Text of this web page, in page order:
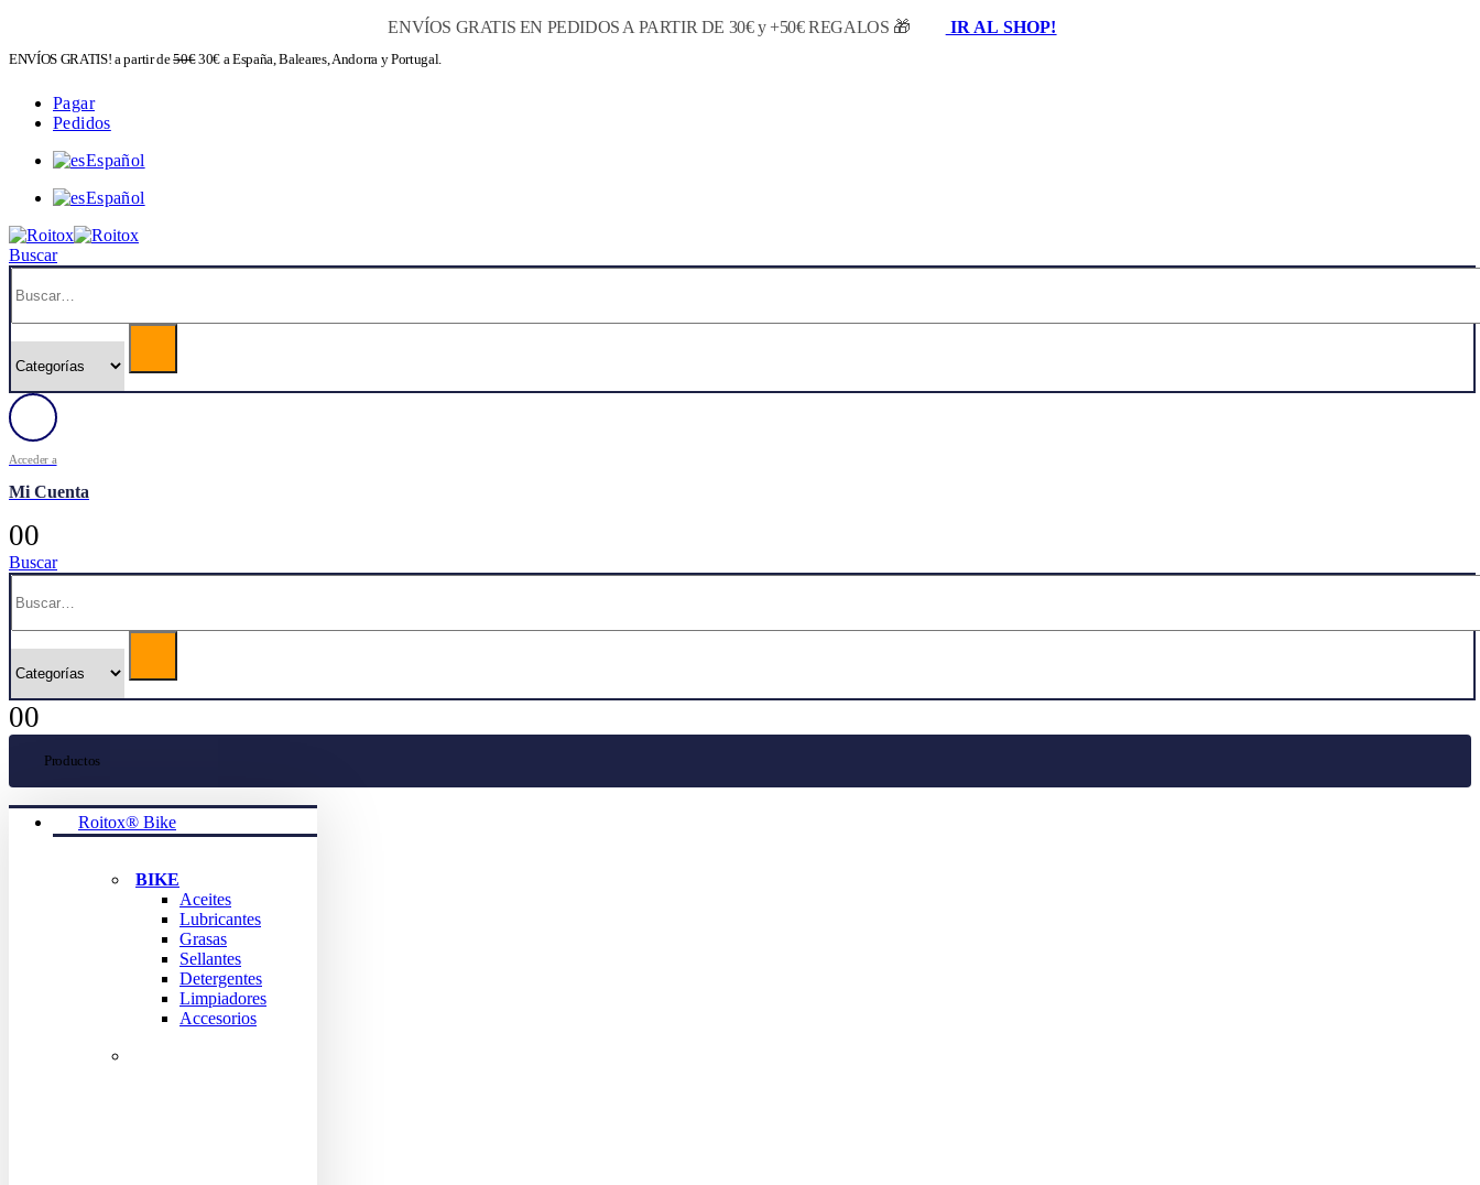
ENVÍOS GRATIS EN PEDIDOS A PARTIR DE 30€ y +50€ REGALOS 🎁 IR AL SHOP!
ENVÍOS GRATIS! a partir de50€30€ a España, Baleares, Andorra y Portugal.
Pagar
Pedidos
Español
Español
Buscar
Acceder a
Mi Cuenta
00
Buscar
00
Productos
Roitox® Bike
BIKE
Aceites
Lubricantes
Grasas
Sellantes
Detergentes
Limpiadores
Accesorios